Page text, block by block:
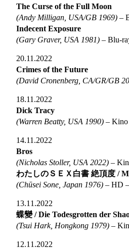
The Curse of the Full Moon
(Andy Milligan, USA/GB 1969) –
Indecent Exposure
(Gary Graver, USA 1981) – Blu-
20.11.2022
Crimes of the Future
(David Cronenberg, CA/GR/GB
18.11.2022
Dick Tracy
(Warren Beatty, USA 1990) – Kino
14.11.2022
Bros
(Nicholas Stoller, USA 2022) –
わたしのＳＥＸ白書 絶頂度 /
(Chūsei Sone, Japan 1976) – HD
13.11.2022
蝶變 / Die Todesgrotten der
(Tsui Hark, Hongkong 1979) –
12.11.2022